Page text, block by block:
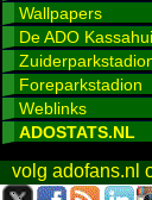
Wallpapers
De ADO
Foreparkstadion
Weblinks
ADOSTATS.NL
volg adofans.nl